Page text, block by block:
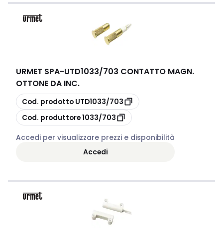
URMET SPA-UTD1033/703 CONTATTO MAGN.
OTTONE DA INC.
copia
Cod. prodotto UTD1033/703
copia
Cod. produttore1033/703
Accedi per visualizzare prezzi e disponibilità
Accedi